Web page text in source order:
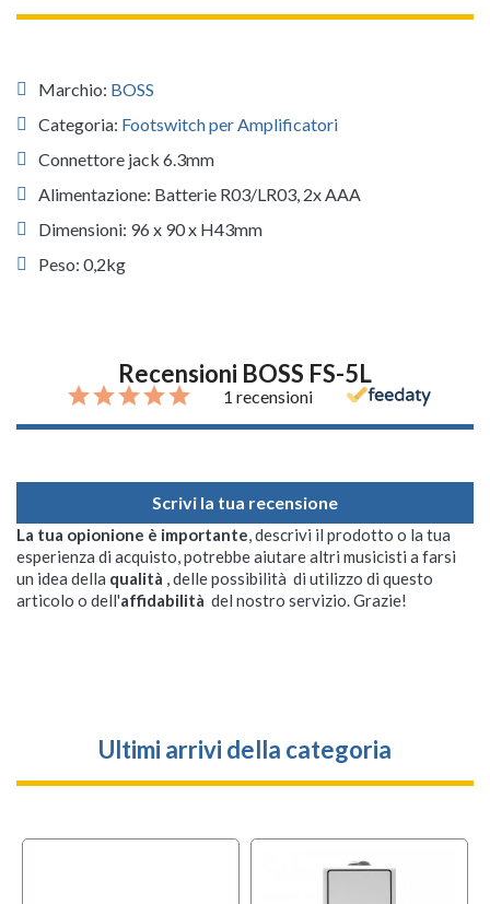
Marchio: BOSS
Categoria: Footswitch per Amplificatori
Connettore jack 6.3mm
Alimentazione: Batterie R03/LR03, 2x AAA
Dimensioni: 96 x 90 x H43mm
Peso: 0,2kg
Recensioni BOSS FS-5L
1 recensioni
Scrivi la tua recensione
La tua opionione è importante, descrivi il prodotto o la tua
esperienza di acquisto, potrebbe aiutare altri musicisti a farsi
un idea della qualità , delle possibilità di utilizzo di questo
articolo o dell'affidabilità del nostro servizio. Grazie!
Ultimi arrivi della categoria